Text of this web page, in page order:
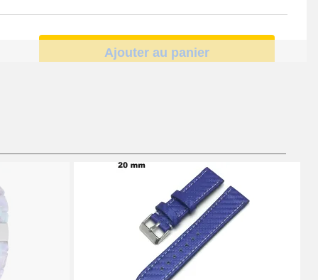
Ajouter au panier
Ajouter au panier
Ajouter au panier